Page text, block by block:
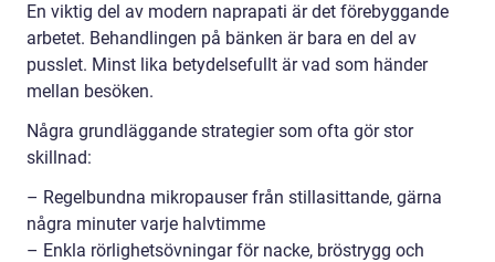
En viktig del av modern naprapati är det förebyggande
arbetet. Behandlingen på bänken är bara en del av
pusslet. Minst lika betydelsefullt är vad som händer
mellan besöken.
Några grundläggande strategier som ofta gör stor
skillnad:
– Regelbundna mikropauser från stillasittande, gärna
några minuter varje halvtimme
– Enkla rörlighetsövningar för nacke, bröstrygg och